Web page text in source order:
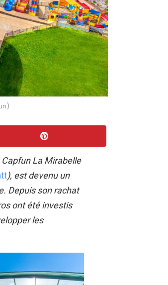
La Mirabelle
), est devenu un
Depuis son rachat
ont été investis
les